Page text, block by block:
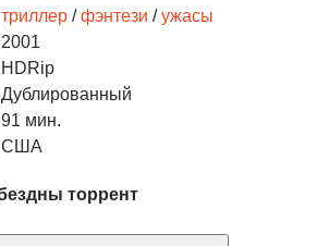
триллер /фэнтези /ужасы
2001
HDRip
Дублированный
91 мин.
США
торрент